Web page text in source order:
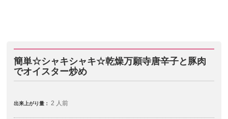
簡単☆シャキシャキ☆乾燥万願寺唐辛子と豚肉
でオイスター炒め
出来上がり量： 2 人前